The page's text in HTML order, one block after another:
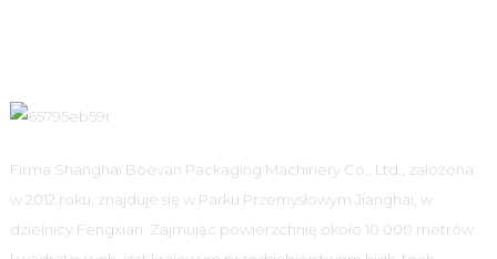
Firma Shanghai Boevan Packaging Machinery Co., Ltd., założona
w 2012 roku, znajduje się w Parku Przemysłowym Jianghai, w
dzielnicy Fengxian. Zajmując powierzchnię około 10 000 metrów